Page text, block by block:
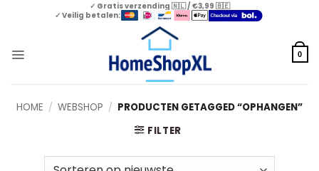
✓ Gratis verzending 🇳🇱 / €3,99 🇧🇪
✓ Veilig betalen:
0
HOME / WEBSHOP / PRODUCTEN GETAGGED “OPHANGEN”
FILTER